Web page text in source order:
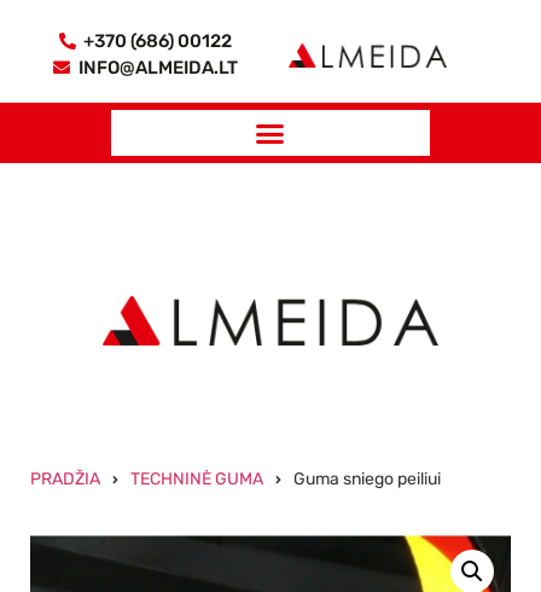
+370 (686) 00122
INFO@ALMEIDA.LT
PRADŽIA TECHNINĖ GUMA Guma sniego peiliui